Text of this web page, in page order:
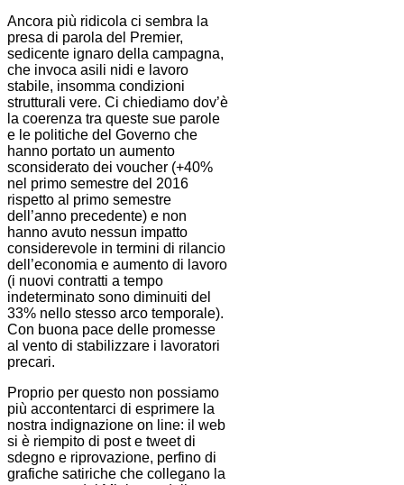
Ancora più ridicola ci sembra la
presa di parola del Premier,
sedicente ignaro della campagna,
che invoca asili nidi e lavoro
stabile, insomma condizioni
strutturali vere. Ci chiediamo dov’è
la coerenza tra queste sue parole
e le politiche del Governo che
hanno portato un aumento
sconsiderato dei voucher (+40%
nel primo semestre del 2016
rispetto al primo semestre
dell’anno precedente) e non
hanno avuto nessun impatto
considerevole in termini di rilancio
dell’economia e aumento di lavoro
(i nuovi contratti a tempo
indeterminato sono diminuiti del
33% nello stesso arco temporale).
Con buona pace delle promesse
al vento di stabilizzare i lavoratori
precari.
Proprio per questo non possiamo
più accontentarci di esprimere la
nostra indignazione on line: il web
si è riempito di post e tweet di
sdegno e riprovazione, perfino di
grafiche satiriche che collegano la